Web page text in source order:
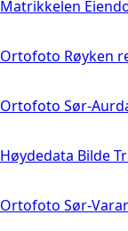
Matrikkelen
Ortofoto Røyken
Ortofoto Sør-
Høydedata Bilde
Ortofoto Sør-